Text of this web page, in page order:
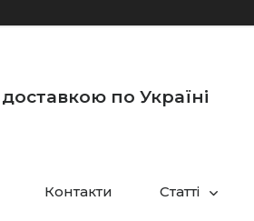
по Україні
Контакти Статті